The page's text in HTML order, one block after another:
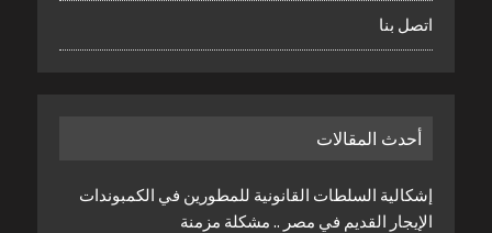
اتصل بنا
أحدث المقالات
إشكالية السلطات القانونية للمطورين في الكمبوندات
الإيجار القديم في مصر .. مشكلة مزمنة